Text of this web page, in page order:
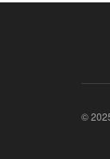
©